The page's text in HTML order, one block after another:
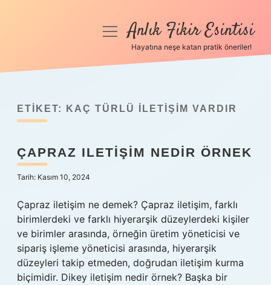
Anasayfa
Yasal Uyarı
Hakkımızda
menüyüAnlık Fikir Esintisi
Hayatına neşe katan pratik öneriler!
ETIKET: KAÇ TÜRLÜ ILETIŞIM VARDIR
ÇAPRAZ ILETIŞIM NEDIR ÖRNEK
Tarih: Kasım 10, 2024
Çapraz iletişim ne demek? Çapraz iletişim, farklı
birimlerdeki ve farklı hiyerarşik düzeylerdeki kişiler
ve birimler arasında, örneğin üretim yöneticisi ve
sipariş işleme yöneticisi arasında, hiyerarşik
düzeyleri takip etmeden, doğrudan iletişim kurma
biçimidir. Dikey iletişim nedir örnek? Başka bir